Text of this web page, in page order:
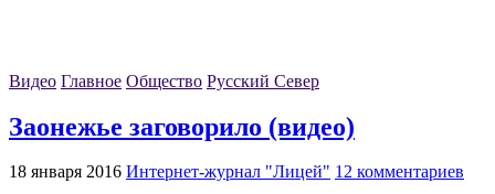
Видео Главное Общество Русский Север
Заонежье заговорило (видео)
18 января 2016 Интернет-журнал "Лицей" 12 комментариев